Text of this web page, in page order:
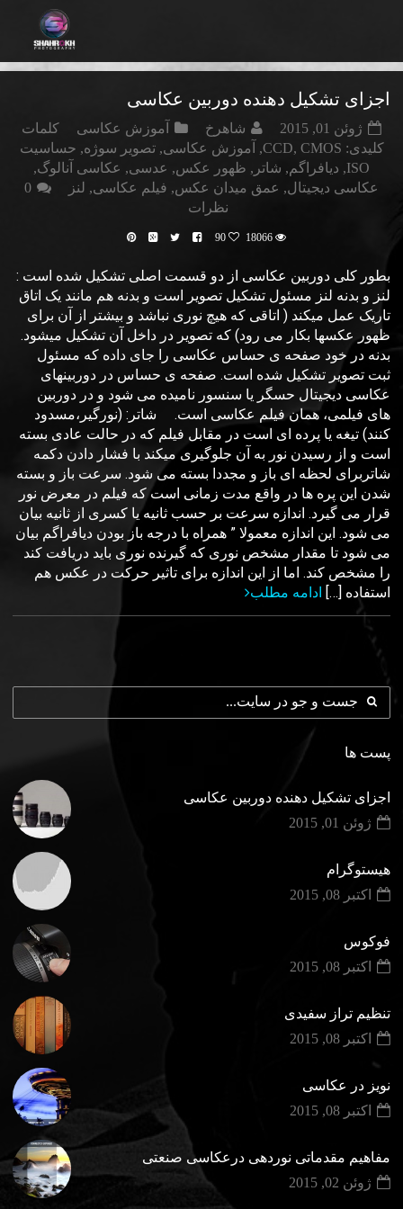
اجزای تشکیل دهنده دوربین عکاسی
ژوئن 01, 2015 شاهرخ آموزش عکاسی
کلمات
کلیدی:
CCD, CMOS
, آموزش عکاسی,تصوير سوژه, حساسیت
ISO
, دیافراگم, شاتر , ظهور عکس, عدسی, عکاسی آنالوگ,
عکاسی دیجیتال, عمق ميدان عکس, فیلم عکاسی, لنز
0
نظرات
18066
90
بطور کلی دوربین عکاسی از دو قسمت اصلی تشکیل شده است :
لنز و بدنه لنز مسئول تشکیل تصویر است و بدنه هم مانند یک اتاق
تاریک عمل میکند ( اتاقی که هیچ نوری نباشد و بیشتر از آن برای
ظهور عکسها بکار می رود) که تصویر در داخل آن تشکیل میشود.
بدنه در خود صفحه ی حساس عکاسی را جای داده که مسئول
ثبت تصویر تشکیل شده است. صفحه ی حساس در دوربینهای
عکاسی دیجیتال حسگر یا سنسور نامیده می شود و در دوربین
های فیلمی، همان فیلم عکاسی است. شاتر: (نورگیر،مسدود
کنند) تیغه یا پرده ای است در مقابل فیلم که در حالت عادی بسته
است و از رسیدن نور به آن جلوگیری میکند با فشار دادن دکمه
شاتربرای لحظه ای باز و مجددا بسته می شود. سرعت باز و بسته
شدن این پره ها در واقع مدت زمانی است که فیلم در معرض نور
قرار می گیرد. اندازه سرعت بر حسب ثانيه يا کسری از ثانيه بيان
می شود. اين اندازه معمولا ” همراه با درجه باز بودن ديافراگم بيان
می شود تا مقدار مشخص نوری که گيرنده نوری بايد دريافت کند
را مشخص کند. اما از اين اندازه برای تاثير حرکت در عکس هم
استفاده […] ادامه مطلب
پست ها
اجزای تشکیل دهنده دوربین عکاسی
ژوئن 01, 2015
هیستوگرام
اکتبر 08, 2015
فوکوس
اکتبر 08, 2015
تنظیم تراز سفیدی
اکتبر 08, 2015
نویز در عکاسی
اکتبر 08, 2015
مفاهیم مقدماتی نوردهی درعکاسی صنعتی
ژوئن 02, 2015